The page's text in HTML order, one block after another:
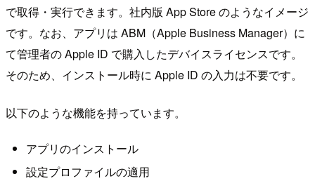
で取得・実行できます。社内版 App Store のようなイメージ
です。なお、アプリは ABM（Apple Business Manager）に
て管理者の Apple ID で購入したデバイスライセンスです。
そのため、インストール時に Apple ID の入力は不要です。
以下のような機能を持っています。
アプリのインストール
設定プロファイルの適用